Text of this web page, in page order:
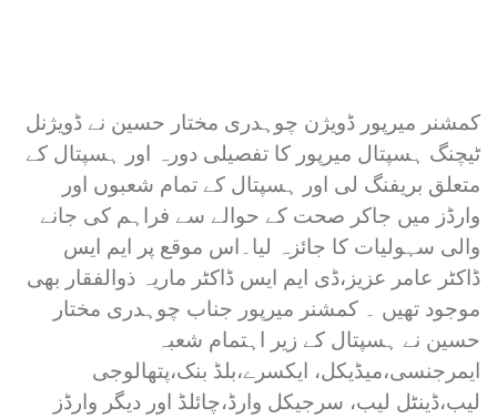
کمشنر میرپور ڈویژن چوہدری مختار حسین نے ڈویژنل
ٹیچنگ ہسپتال میرپور کا تفصیلی دورہ اور ہسپتال کے
متعلق بریفنگ لی اور ہسپتال کے تمام شعبوں اور
وارڈز میں جاکر صحت کے حوالے سے فراہم کی جانے
والی سہولیات کا جائزہ لیا۔اس موقع پر ایم ایس
ڈاکٹر عامر عزیز،ڈی ایم ایس ڈاکٹر ماریہ ذوالفقار بھی
موجود تھیں ۔ کمشنر میرپور جناب چوہدری مختار
حسین نے ہسپتال کے زیر اہتمام شعبہ
ایمرجنسی،میڈیکل، ایکسرے،بلڈ بنک،پتھالوجی
لیب،ڈینٹل لیب، سرجیکل وارڈ،چائلڈ اور دیگر وارڈز